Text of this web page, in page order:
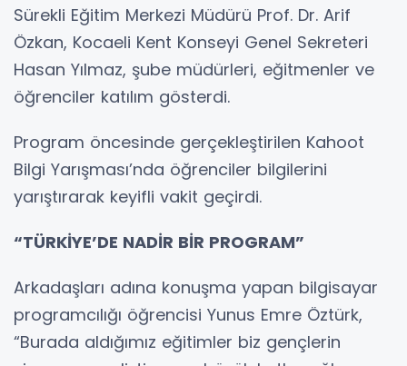
Sürekli Eğitim Merkezi Müdürü Prof. Dr. Arif
Özkan, Kocaeli Kent Konseyi Genel Sekreteri
Hasan Yılmaz, şube müdürleri, eğitmenler ve
öğrenciler katılım gösterdi.
Program öncesinde gerçekleştirilen Kahoot
Bilgi Yarışması’nda öğrenciler bilgilerini
yarıştırarak keyifli vakit geçirdi.
“TÜRKİYE’DE NADİR BİR PROGRAM”
Arkadaşları adına konuşma yapan bilgisayar
programcılığı öğrencisi Yunus Emre Öztürk,
“Burada aldığımız eğitimler biz gençlerin